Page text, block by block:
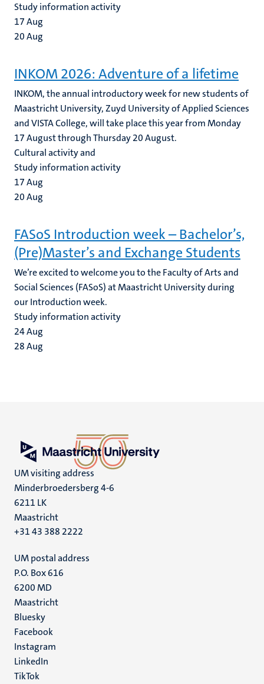
Study information activity
17Aug
20Aug
INKOM 2026: Adventure of a lifetime
INKOM, the annual introductory week for new students of
Maastricht University, Zuyd University of Applied Sciences
and VISTA College, will take place this year from Monday
17 August through Thursday 20 August.
Cultural activity and
Study information activity
17Aug
20Aug
FASoS Introduction week – Bachelor’s,
(Pre)Master’s and Exchange Students
We’re excited to welcome you to the Faculty of Arts and
Social Sciences (FASoS) at Maastricht University during
our Introduction week.
Study information activity
24Aug
28Aug
UM visiting address
Minderbroedersberg 4-6
6211 LK
Maastricht
+31 43 388 2222
UM postal address
P.O. Box 616
6200 MD
Maastricht
Social
media
Bluesky
Facebook
Instagram
LinkedIn
TikTok